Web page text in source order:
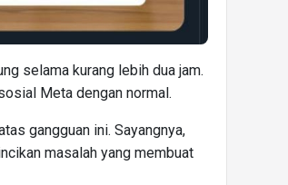
selama kurang lebih dua jam.
Meta dengan normal.
gangguan ini. Sayangnya,
masalah yang membuat